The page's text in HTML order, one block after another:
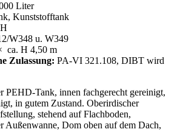
Liter
Kunststofftank
W348 u. W349
ca. H 4,50 m
Zulassung: PA-VI 321.108, DIBT wird
PEHD-Tank, innen fachgerecht gereinigt,
in gutem Zustand. Oberirdischer
stehend auf Flachboden,
Außenwanne, Dom oben auf dem Dach,